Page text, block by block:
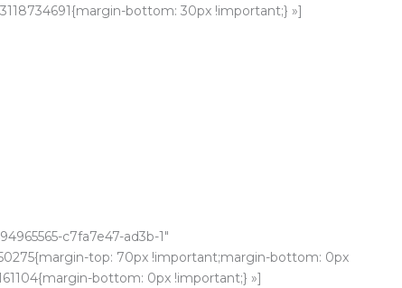
bottom: 30px !important;} »]
c7fa7e47-ad3b-1″
top: 70px !important;margin-bottom: 0px
bottom: 0px !important;} »]